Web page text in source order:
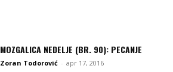
MOZGALICA NEDELJE (BR. 90): PECANJE
Zoran Todorović - apr 17, 2016